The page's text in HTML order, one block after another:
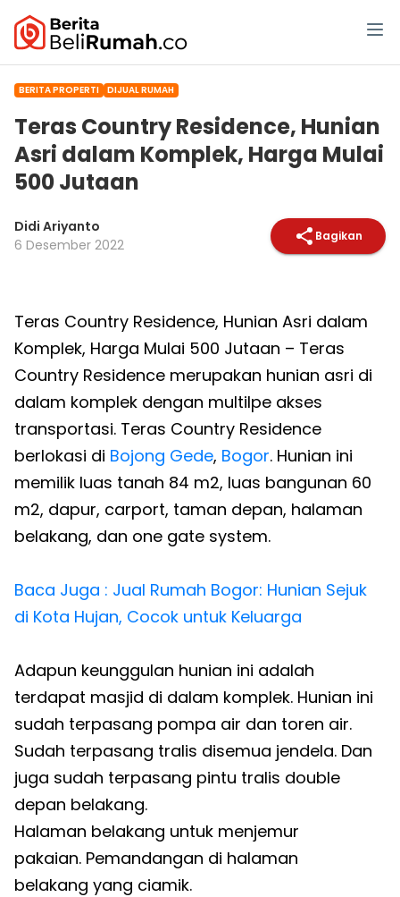
BERITA PROPERTI DIJUAL RUMAH
Teras Country Residence, Hunian
Asri dalam Komplek, Harga Mulai
500 Jutaan
Didi Ariyanto
6 Desember 2022
Bagikan
Teras Country Residence, Hunian Asri dalam
Komplek, Harga Mulai 500 Jutaan – Teras
Country Residence merupakan hunian asri di
dalam komplek dengan multilpe akses
transportasi. Teras Country Residence
berlokasi di Bojong Gede, Bogor. Hunian ini
memilik luas tanah 84 m2, luas bangunan 60
m2, dapur, carport, taman depan, halaman
belakang, dan one gate system.
Baca Juga : Jual Rumah Bogor: Hunian Sejuk
di Kota Hujan, Cocok untuk Keluarga
Adapun keunggulan hunian ini adalah
terdapat masjid di dalam komplek. Hunian ini
sudah terpasang pompa air dan toren air.
Sudah terpasang tralis disemua jendela. Dan
juga sudah terpasang pintu tralis double
depan belakang.
Halaman belakang untuk menjemur
pakaian. Pemandangan di halaman
belakang yang ciamik.